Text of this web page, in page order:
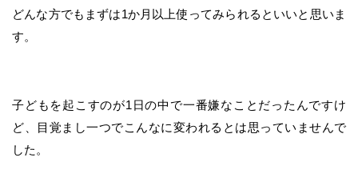
どんな方でもまずは1か月以上使ってみられるといいと思いま
す。
子どもを起こすのが1日の中で一番嫌なことだったんですけ
ど、目覚まし一つでこんなに変われるとは思っていませんで
した。